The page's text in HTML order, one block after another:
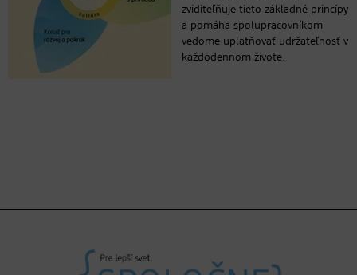
zviditeľňuje tieto základné princípy
a pomáha spolupracovníkom
vedome uplatňovať udržateľnosť v
každodennom živote.